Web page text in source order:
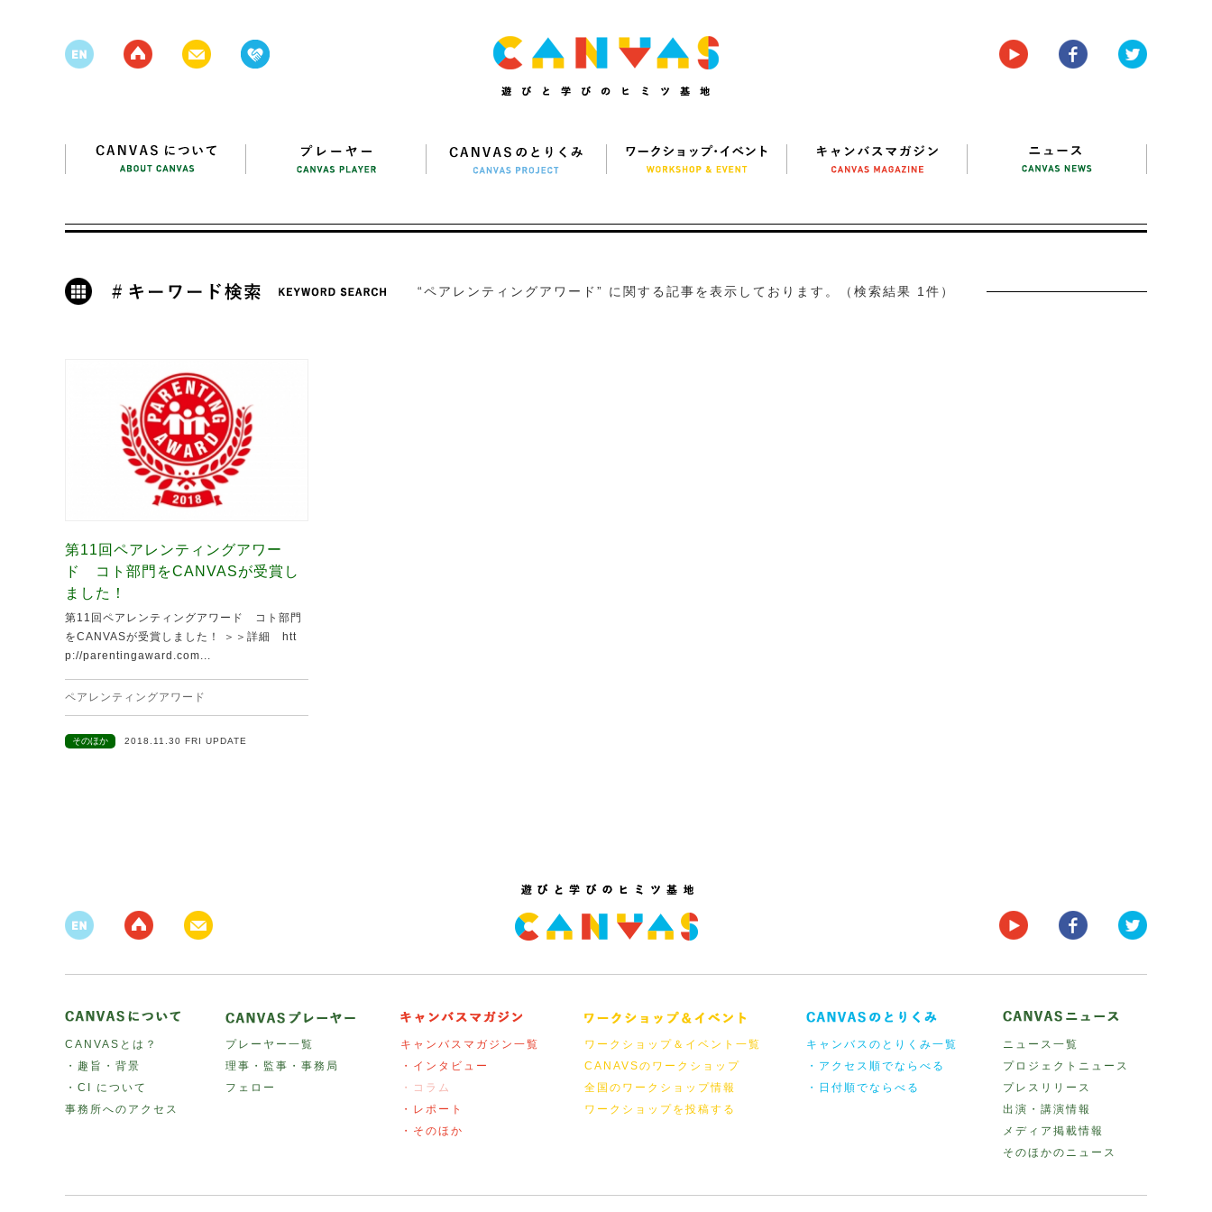
“ペアレンティングアワード” に関する記事を表示しております。（検索結果 1件）
第11回ペアレンティングアワー
ド コト部門をCANVASが受賞し
ました！
第11回ペアレンティングアワード コト部門
をCANVASが受賞しました！ ＞＞詳細 htt
p://parentingaward.com...
ペアレンティングアワード
そのほか 2018.11.30 FRI UPDATE
CANVASとは？
・趣旨・背景
・CI について
事務所へのアクセス
プレーヤー一覧
理事・監事・事務局
フェロー
キャンバスマガジン一覧
・インタビュー
・コラム
・レポート
・そのほか
ワークショップ＆イベント一覧
CANAVSのワークショップ
全国のワークショップ情報
ワークショップを投稿する
キャンバスのとりくみ一覧
・アクセス順でならべる
・日付順でならべる
ニュース一覧
プロジェクトニュース
プレスリリース
出演・講演情報
メディア掲載情報
そのほかのニュース